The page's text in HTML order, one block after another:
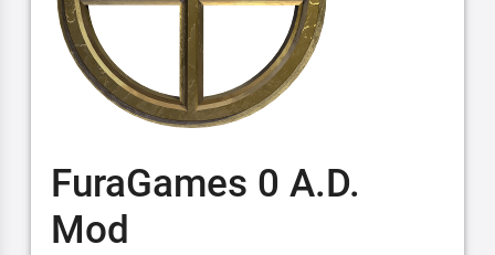
FuraGames 0 A.D.
Mod